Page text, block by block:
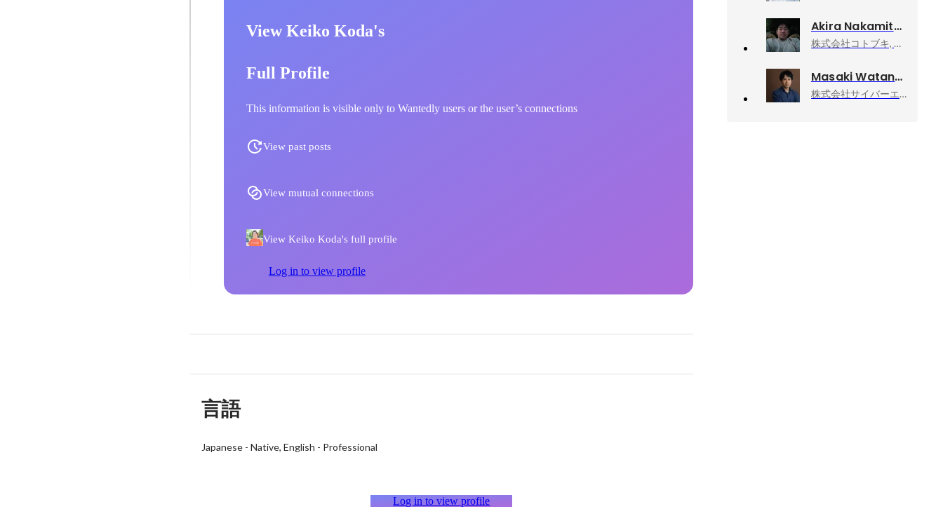
View Keiko Koda's
Full Profile
This information is visible only to Wantedly users or the user’s connections
View past posts
View mutual connections
View Keiko Koda's full profile
Log in to view profile
言語
Japanese- Native English - Professional
Log in to view profile
Akira Nakamitsu
株式会社コトブキ, 販売店本部長 兼 関西エリア営業部長
Masaki Watanabe
株式会社サイバーエージェント, 新R25編集長